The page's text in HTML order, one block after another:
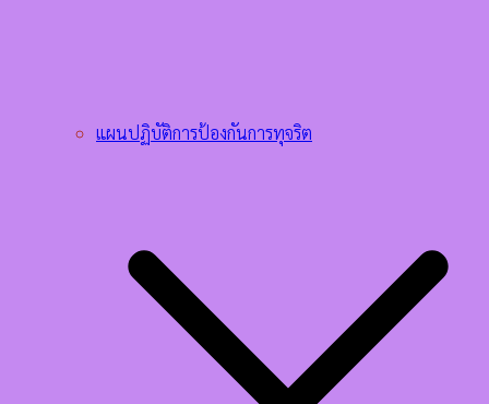
แผนปฏิบัติการป้องกันการทุจริต